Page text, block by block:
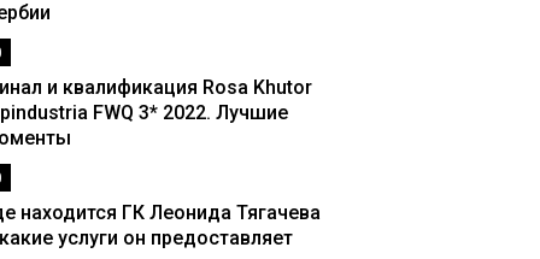
и квалификация Rosa Khutor
FWQ 3* 2022. Лучшие
находится ГК Леонида Тягачева
услуги он предоставляет